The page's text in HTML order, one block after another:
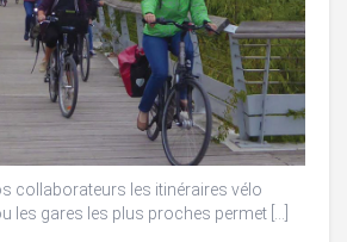
collaborateurs les itinéraires vélo
les gares les plus proches permet […]